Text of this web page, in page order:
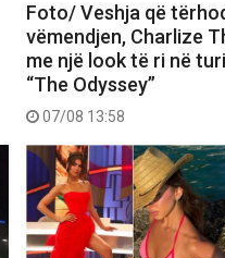
Foto/ Veshja që
vëmendjen, Charlize
me një look të ri në
“The Odyssey”
07/08 13:58